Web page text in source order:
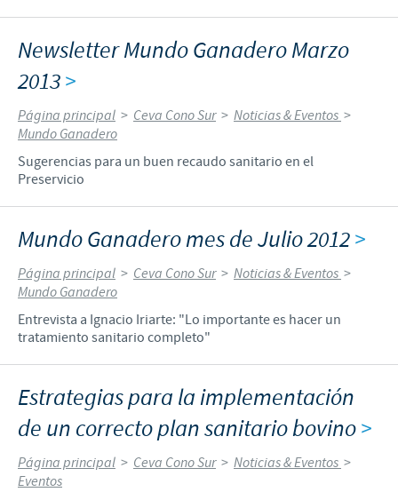
Newsletter Mundo Ganadero Marzo
2013>
Página principal > Ceva Cono Sur > Noticias & Eventos >
Mundo Ganadero
Sugerencias para un buen recaudo sanitario en el
Preservicio
Mundo Ganadero mes de Julio 2012>
Página principal > Ceva Cono Sur > Noticias & Eventos >
Mundo Ganadero
Entrevista a Ignacio Iriarte: "Lo importante es hacer un
tratamiento sanitario completo"
Estrategias para la implementación
de un correcto plan sanitario bovino>
Página principal > Ceva Cono Sur > Noticias & Eventos >
Eventos